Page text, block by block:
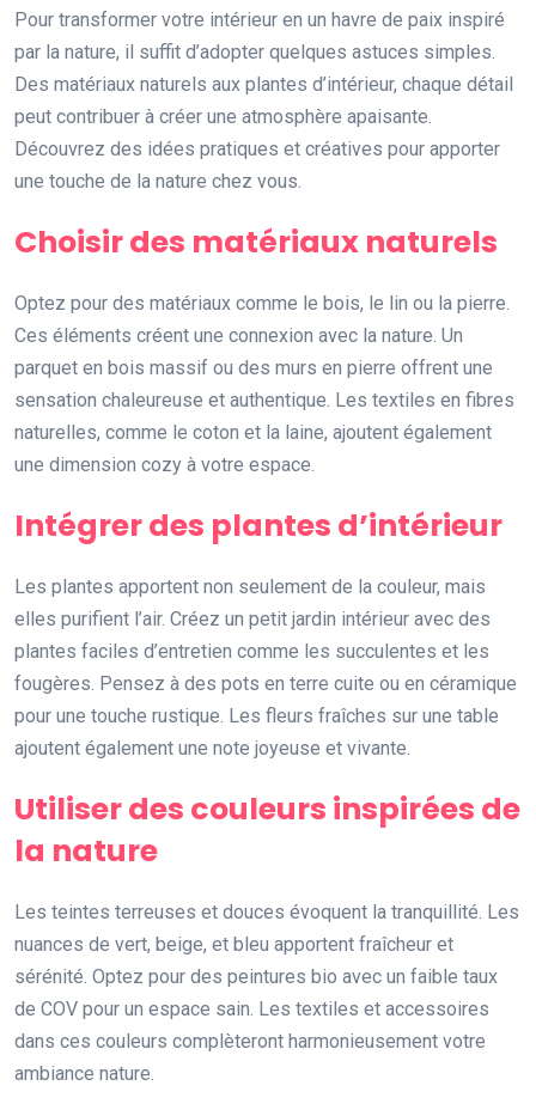
Pour transformer votre intérieur en un havre de paix inspiré
par la nature, il suffit d’adopter quelques astuces simples.
Des matériaux naturels aux plantes d’intérieur, chaque détail
peut contribuer à créer une atmosphère apaisante.
Découvrez des idées pratiques et créatives pour apporter
une touche de la nature chez vous.
Choisir des matériaux naturels
Optez pour des matériaux comme le bois, le lin ou la pierre.
Ces éléments créent une connexion avec la nature. Un
parquet en bois massif ou des murs en pierre offrent une
sensation chaleureuse et authentique. Les textiles en fibres
naturelles, comme le coton et la laine, ajoutent également
une dimension cozy à votre espace.
Intégrer des plantes d’intérieur
Les plantes apportent non seulement de la couleur, mais
elles purifient l’air. Créez un petit jardin intérieur avec des
plantes faciles d’entretien comme les succulentes et les
fougères. Pensez à des pots en terre cuite ou en céramique
pour une touche rustique. Les fleurs fraîches sur une table
ajoutent également une note joyeuse et vivante.
Utiliser des couleurs inspirées de
la nature
Les teintes terreuses et douces évoquent la tranquillité. Les
nuances de vert, beige, et bleu apportent fraîcheur et
sérénité. Optez pour des peintures bio avec un faible taux
de COV pour un espace sain. Les textiles et accessoires
dans ces couleurs complèteront harmonieusement votre
ambiance nature.